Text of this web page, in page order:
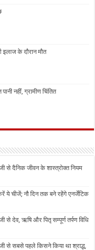
के दौरान मौत
पानी नहीं, ग्रामीण चिंतित
से दैनिक जीवन के शास्त्रोक्त नियम
ये चीजें; नौ दिन तक बने रहेंगे एनर्जेटिक
से देव, ऋषि और पितृ सम्पूर्ण तर्पण विधि
से सबसे पहले किसने किया था श्राद्ध,